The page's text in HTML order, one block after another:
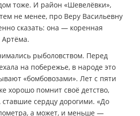
тоже. И район «Шевелёвки»,
не менее, про Веру Васильевну
сказать: она — коренная
Артёма.
рыболовством. Перед
на побережье, в народе это
«бомбовозами». Лет с пяти
хорошо помнит своё детство,
ставшие сердцу дорогими. «До
а может, и меньше —